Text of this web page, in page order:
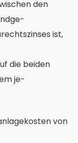
den
ist,
die beiden
je-
von